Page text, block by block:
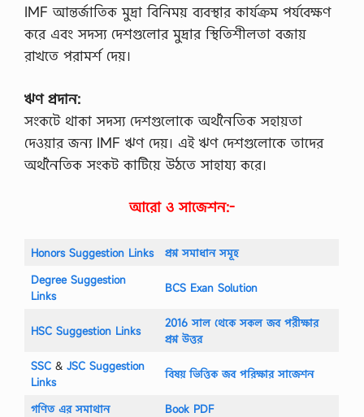
IMF আন্তর্জাতিক মুদ্রা বিনিময় ব্যবস্থার কার্যক্রম পর্যবেক্ষণ
করে এবং সদস্য দেশগুলোর মুদ্রার স্থিতিশীলতা বজায়
রাখতে পরামর্শ দেয়।
ঋণ প্রদান:
সংকটে থাকা সদস্য দেশগুলোকে অর্থনৈতিক সহায়তা
দেওয়ার জন্য IMF ঋণ দেয়। এই ঋণ দেশগুলোকে তাদের
অর্থনৈতিক সংকট কাটিয়ে উঠতে সাহায্য করে।
আরো ও সাজেশন:-
Honors Suggestion Links
প্রশ্ন সমাধান সমূহ
Degree Suggestion
Links
BCS Exan Solution
HSC Suggestion Links
2016 সাল থেকে সকল জব পরীক্ষার
প্রশ্ন উত্তর
SSC ‍& JSC Suggestion
Links
বিষয় ভিত্তিক জব পরিক্ষার সাজেশন
গণিত এর সমাথান Book PDF